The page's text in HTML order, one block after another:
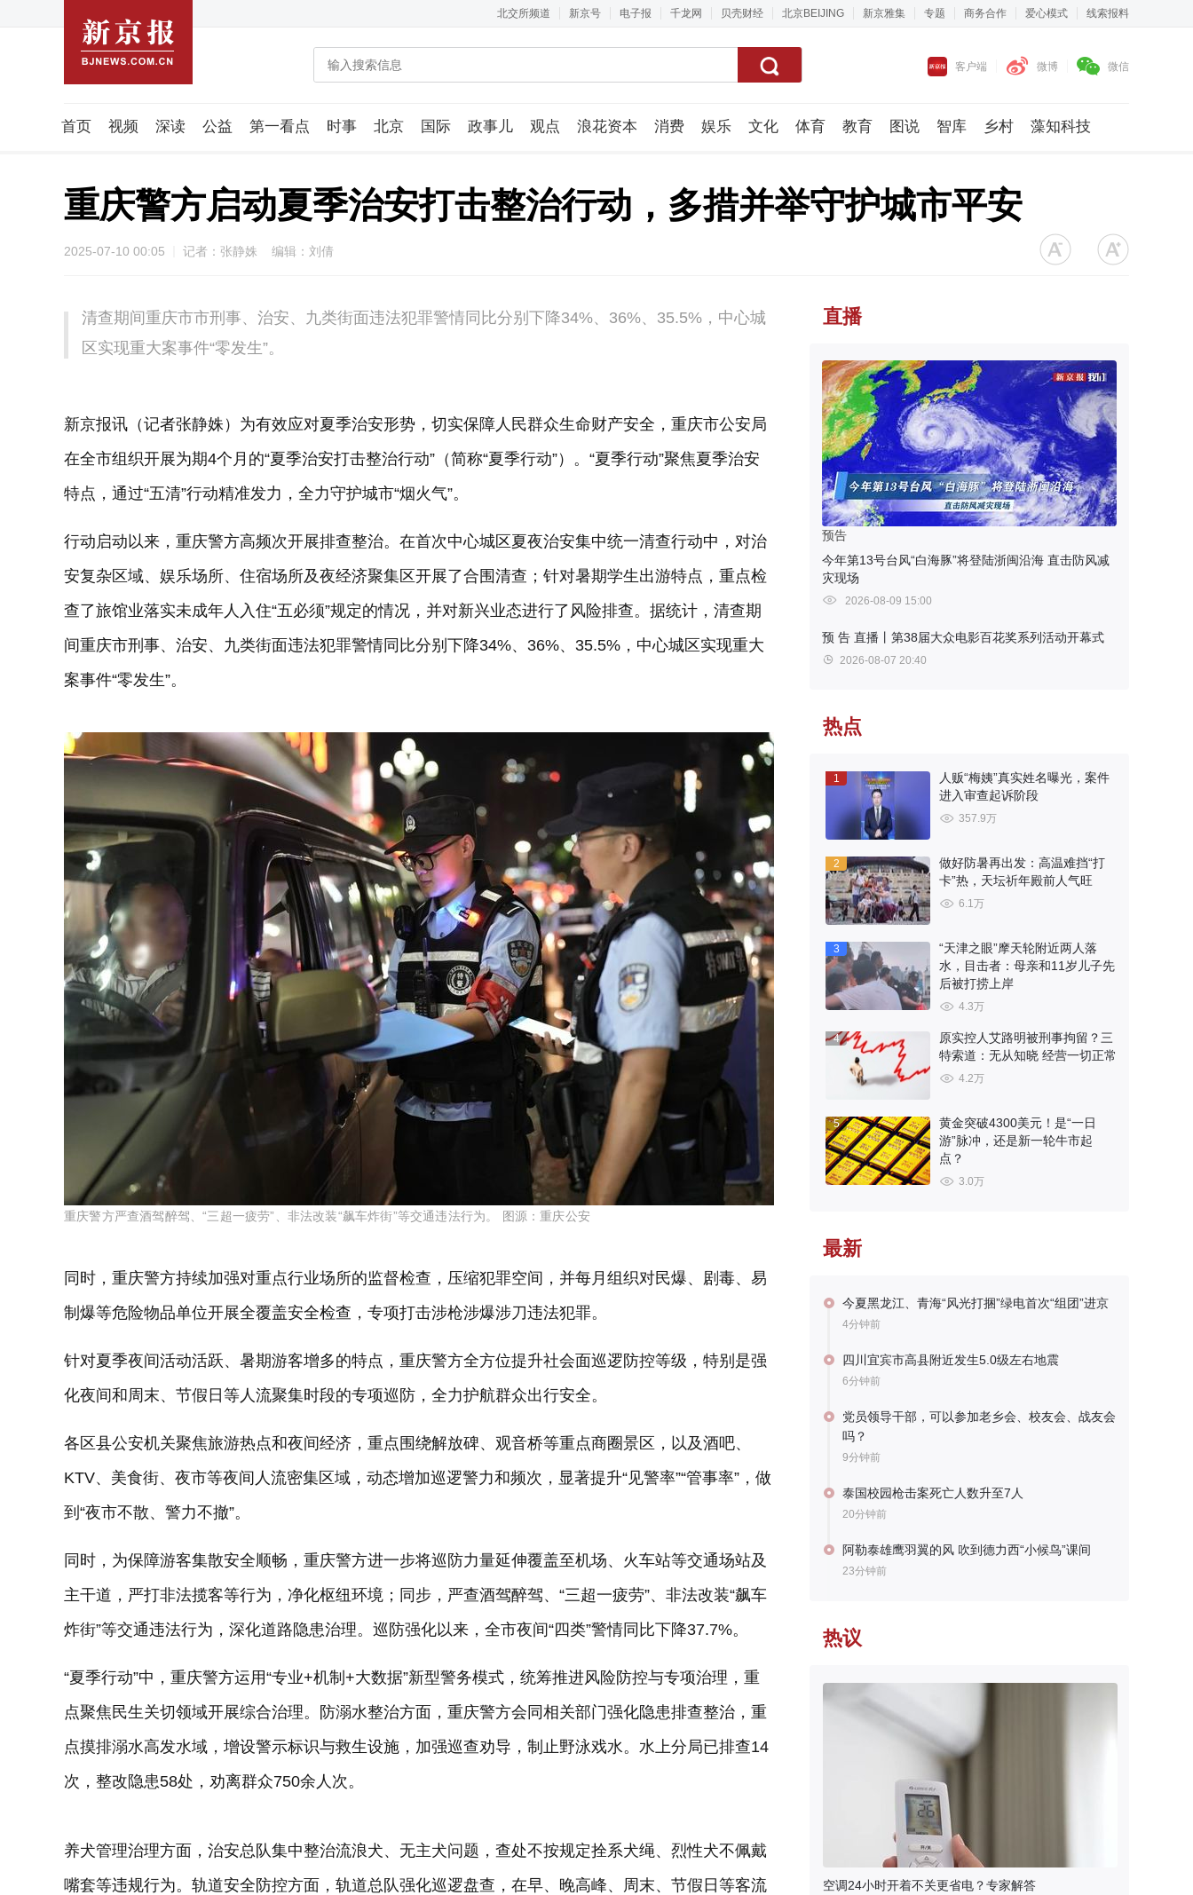
北交所频道 新京号 电子报 千龙网 贝壳财经 北京BEIJING 新京雅集 专题 商务合作 爱心模式 线索报料
客户端 微博 微信
首页 视频 深读 公益 第一看点 时事 北京 国际 政事儿 观点 浪花资本 消费 娱乐 文化 体育 教育 图说 智库 乡村 藻知科技
重庆警方启动夏季治安打击整治行动，多措并举守护城市平安
2025-07-10 00:05 记者：张静姝 编辑：刘倩
清查期间重庆市市刑事、治安、九类街面违法犯罪警情同比分别下降34%、36%、35.5%，中心城
区实现重大案事件“零发生”。
新京报讯（记者张静姝）为有效应对夏季治安形势，切实保障人民群众生命财产安全，重庆市公安局
在全市组织开展为期4个月的“夏季治安打击整治行动”（简称“夏季行动”）。“夏季行动”聚焦夏季治安
特点，通过“五清”行动精准发力，全力守护城市“烟火气”。
行动启动以来，重庆警方高频次开展排查整治。在首次中心城区夏夜治安集中统一清查行动中，对治
安复杂区域、娱乐场所、住宿场所及夜经济聚集区开展了合围清查；针对暑期学生出游特点，重点检
查了旅馆业落实未成年人入住“五必须”规定的情况，并对新兴业态进行了风险排查。据统计，清查期
间重庆市刑事、治安、九类街面违法犯罪警情同比分别下降34%、36%、35.5%，中心城区实现重大
案事件“零发生”。
重庆警方严查酒驾醉驾、“三超一疲劳”、非法改装“飙车炸街”等交通违法行为。 图源：重庆公安
同时，重庆警方持续加强对重点行业场所的监督检查，压缩犯罪空间，并每月组织对民爆、剧毒、易
制爆等危险物品单位开展全覆盖安全检查，专项打击涉枪涉爆涉刀违法犯罪。
针对夏季夜间活动活跃、暑期游客增多的特点，重庆警方全方位提升社会面巡逻防控等级，特别是强
化夜间和周末、节假日等人流聚集时段的专项巡防，全力护航群众出行安全。
各区县公安机关聚焦旅游热点和夜间经济，重点围绕解放碑、观音桥等重点商圈景区，以及酒吧、
KTV、美食街、夜市等夜间人流密集区域，动态增加巡逻警力和频次，显著提升“见警率”“管事率”，做
到“夜市不散、警力不撤”。
同时，为保障游客集散安全顺畅，重庆警方进一步将巡防力量延伸覆盖至机场、火车站等交通场站及
主干道，严打非法揽客等行为，净化枢纽环境；同步，严查酒驾醉驾、“三超一疲劳”、非法改装“飙车
炸街”等交通违法行为，深化道路隐患治理。巡防强化以来，全市夜间“四类”警情同比下降37.7%。
“夏季行动”中，重庆警方运用“专业+机制+大数据”新型警务模式，统筹推进风险防控与专项治理，重
点聚焦民生关切领域开展综合治理。防溺水整治方面，重庆警方会同相关部门强化隐患排查整治，重
点摸排溺水高发水域，增设警示标识与救生设施，加强巡查劝导，制止野泳戏水。水上分局已排查14
次，整改隐患58处，劝离群众750余人次。
养犬管理治理方面，治安总队集中整治流浪犬、无主犬问题，查处不按规定拴系犬绳、烈性犬不佩戴
嘴套等违规行为。轨道安全防控方面，轨道总队强化巡逻盘查，在早、晚高峰、周末、节假日等客流
直播
预告
今年第13号台风“白海豚”将登陆浙闽沿海 直击防风减
灾现场
2026-08-09 15:00
预 告 直播丨第38届大众电影百花奖系列活动开幕式
2026-08-07 20:40
热点
1
人贩“梅姨”真实姓名曝光，案件
进入审查起诉阶段
357.9万
2
做好防暑再出发：高温难挡“打
卡”热，天坛祈年殿前人气旺
6.1万
3
“天津之眼”摩天轮附近两人落
水，目击者：母亲和11岁儿子先
后被打捞上岸
4.3万
4
原实控人艾路明被刑事拘留？三
特索道：无从知晓 经营一切正常
4.2万
5
黄金突破4300美元！是“一日
游”脉冲，还是新一轮牛市起
点？
3.0万
最新
今夏黑龙江、青海“风光打捆”绿电首次“组团”进京
4分钟前
四川宜宾市高县附近发生5.0级左右地震
6分钟前
党员领导干部，可以参加老乡会、校友会、战友会
吗？
9分钟前
泰国校园枪击案死亡人数升至7人
20分钟前
阿勒泰雄鹰羽翼的风 吹到德力西“小候鸟”课间
23分钟前
热议
空调24小时开着不关更省电？专家解答